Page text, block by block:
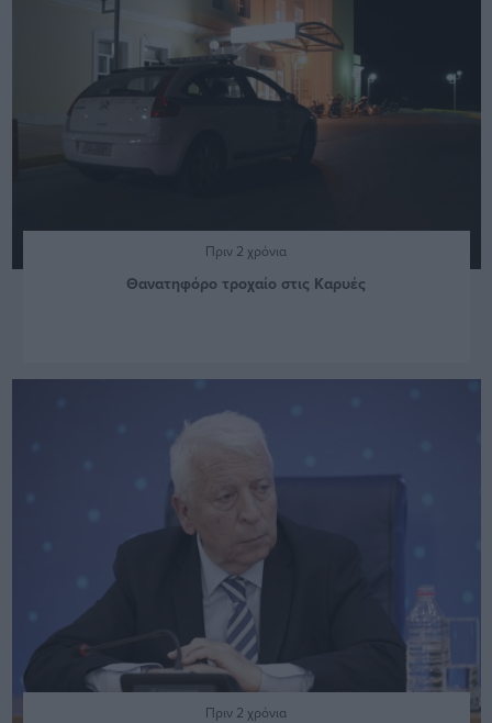
Πριν 2 χρόνια
Θανατηφόρο τροχαίο στις Καρυές
Πριν 2 χρόνια